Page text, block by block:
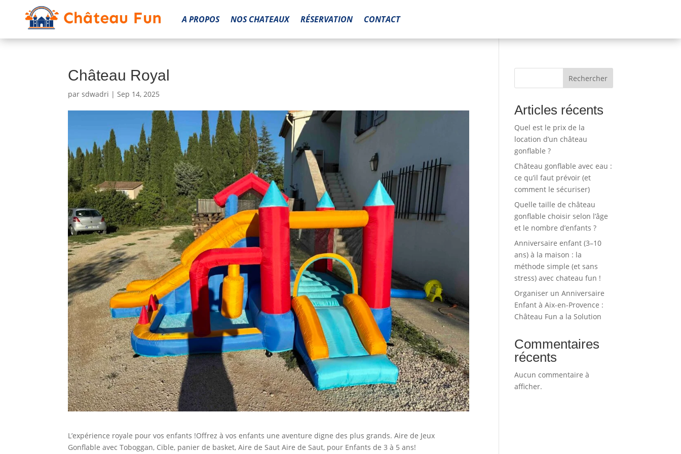
A PROPOS NOS CHATEAUX RÉSERVATION CONTACT
Château Royal
parsdwadri |Sep 14, 2025
L’expérience royale pour vos enfants !Offrez à vos enfants une aventure digne des plus grands. Aire de Jeux
Gonflable avec Toboggan, Cible, panier de basket, Aire de Saut Aire de Saut, pour Enfants de 3 à 5 ans!
Rechercher
Articles récents
Quel est le prix de la
location d’un château
gonflable ?
Château gonflable avec eau :
ce qu’il faut prévoir (et
comment le sécuriser)
Quelle taille de château
gonflable choisir selon l’âge
et le nombre d’enfants ?
Anniversaire enfant (3–10
ans) à la maison : la
méthode simple (et sans
stress) avec chateau fun !
Organiser un Anniversaire
Enfant à Aix-en-Provence :
Château Fun a la Solution
Commentaires
récents
Aucun commentaire à
afficher.